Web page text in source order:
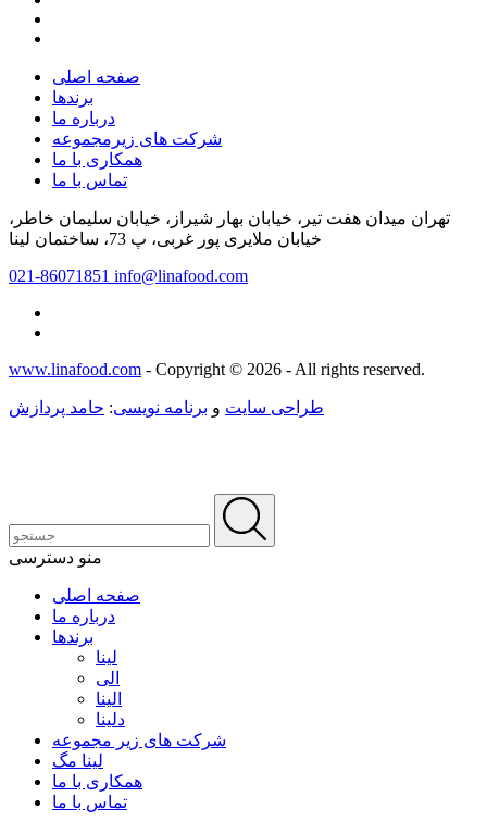
صفحه اصلی
برندها
درباره ما
شرکت های زیرمجموعه
همکاری با ما
تماس با ما
تهران میدان هفت تیر، خیابان بهار شیراز، خیابان سلیمان خاطر،
خیابان ملایری پور غربی، پ 73، ساختمان لینا
021-86071851 info@linafood.com
www.linafood.com - Copyright © 2026 - All rights reserved.
طراحی سایت و برنامه نویسی: حامد پردازش
منو دسترسی
صفحه اصلی
درباره ما
برندها
لینا
الی
الینا
دلینا
شرکت های زیر مجموعه
لینا مگ
همکاری با ما
تماس با ما